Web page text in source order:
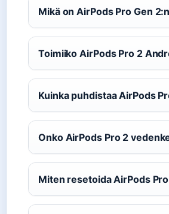
Mikä on AirPods Pro Gen
Toimiiko AirPods Pro 2
Kuinka puhdistaa AirPods
Onko AirPods Pro 2
Miten resetoida AirPods